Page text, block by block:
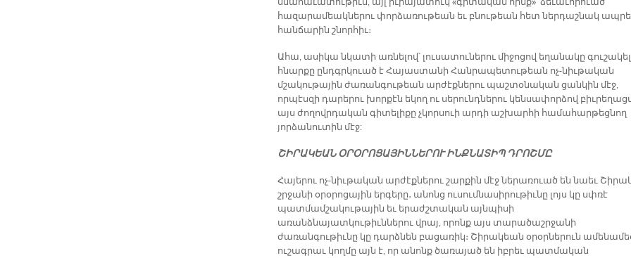
սնահաւատութիւն, այլ իւրայատուկ «գիտական հիմք»՝ ձեւաւորուած
հազարամեակներու փորձառութեան եւ բնութեան հետ ներդաշնակ
հանճարին շնորհիւ։
Ահա, ասիկա նկատի առնելով՝ լուսատուներու միջոցով եղանակը
հնարքը ընդգրկուած է Հայաստանի Հանրապետութեան ոչ-նիւթական
մշակութային ժառանգութեան արժէքներու պաշտօնական ցանկին մէջ,
որպէսզի դարերու խորքէն եկող ու սերունդներու կենսափորձով
այս ժողովրդական գիտելիքը չկորսուի արդի աշխարհի համահարթեցնող
յորձանուտին մէջ:
ՇԻՐԱԿԵԱՆ ՕՐՕՐՈՑԱՅԻՆՆԵՐՈՒ ԻՆՔՆԱՏԻՊ ԴՐՈՇՄԸ
Հայերու ոչ-նիւթական արժէքներու շարքին մէջ ներառուած են նաեւ
շրջանի օրօրոցային երգերը․ անոնց ուսումնասիրութիւնը լոյս կը սփռէ
պատմամշակութային եւ երաժշտական այնպիսի
առանձնայատկութիւններու վրայ, որոնք այս տարածաշրջանի
ժառանգութիւնը կը դարձնեն բացառիկ։ Շիրակեան օրօրներուն
ուշագրաւ կողմը այն է, որ անոնք ծառայած են իբրեւ պատմական